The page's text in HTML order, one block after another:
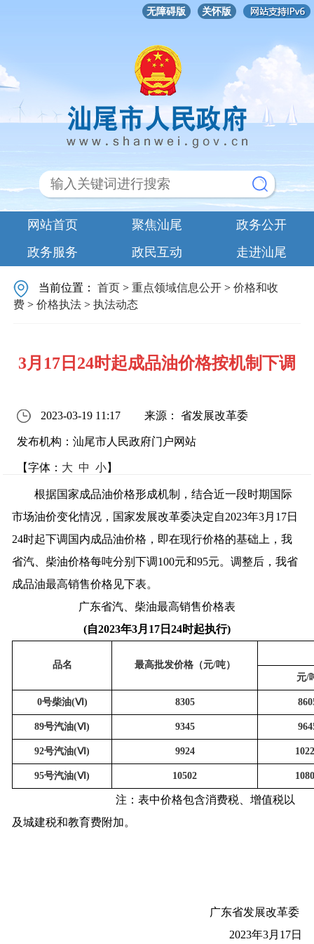
无障碍版 关怀版
网站首页 聚焦汕尾
政务公开
政务服务
政民互动 走进汕尾
当前位置：首页 >重点领域信息公开 >价格和收
费 >价格执法 >执法动态
3月17日24时起成品油价格按机制下调
2023-03-19 11:17 来源： 省发展改革委
发布机构：汕尾市人民政府门户网站
【字体： 大 中 小】
根据国家成品油价格形成机制，结合近一段时期国际
市场油价变化情况，国家发展改革委决定自2023年3月17日
24时起下调国内成品油价格，即在现行价格的基础上，我
省汽、柴油价格每吨分别下调100元和95元。调整后，我省
成品油最高销售价格见下表。
广东省汽、柴油最高销售价格表
(自2023年3月17日24时起执行)
品名
最高批发价格（元/吨）
元/
0号柴油(Ⅵ ) 8305
89号汽油(Ⅵ) 9345
92号汽油(Ⅵ) 9924
95号汽油(Ⅵ) 10502
注：表中价格包含消费税、增值税以
及城建税和教育费附加。
广东省发展改革委
2023年3月17日